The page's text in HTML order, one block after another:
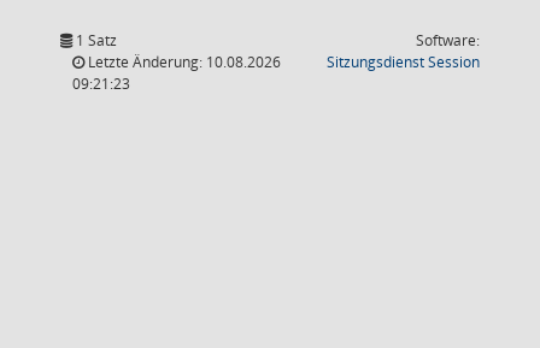
1 Satz
Letzte Änderung: 10.08.2026
09:21:23
Software:
SitzungsdienstSession(Wird in